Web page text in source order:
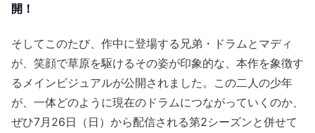
開！
そしてこのたび、作中に登場する兄弟・ドラムとマディ
が、笑顔で草原を駆けるその姿が印象的な、本作を象徴す
るメインビジュアルが公開されました。この二人の少年
が、一体どのように現在のドラムにつながっていくのか、
ぜひ7月26日（日）から配信される第2シーズンと併せて